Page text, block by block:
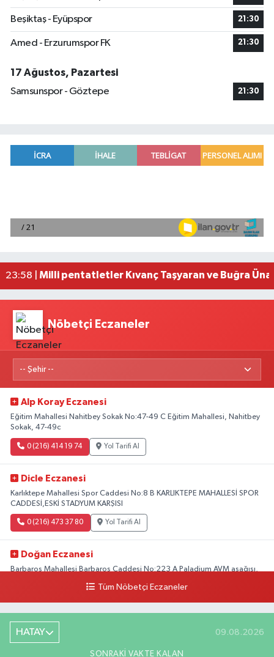
Beşiktaş - Eyüpspor 21:30
Amed - Erzurumspor FK 21:30
17 Ağustos, Pazartesi
Samsunspor - Göztepe
21:30
00:39 |
Mersin'de uyuşturucu operasyonunda 190
23:58 | Milli pentatletler Kıvanç Taşyaran ve Buğra
Nöbetçi Eczaneler
Alp Koray Eczanesi
Eğitim Mahallesi Nahitbey Sokak No:47-49 C Eğitim Mahallesi, Nahitbey
Sokak, 47-49c
0 (216) 414 19 74 Yol Tarifi Al
Dicle Eczanesi
Karlıktepe Mahallesi Spor Caddesi No:8 B KARLIKTEPE MAHALLESİ SPOR
CADDESİ,ESKİ STADYUM KARŞISI
0 (216) 473 37 80 Yol Tarifi Al
Doğan Eczanesi
Barbaros Mahallesi Barbaros Caddesi No:223 A Paladium AVM aşağısı,
Mali Eczanesi
Merkez Mahallesi Tüloğlu Sokak No:4 A REŞİTPAŞACADDESİ QNB BANK
Tüm Nöbetçi Eczaneler
HATAY 09.08.2026
SONRAKI VAKTE KALAN